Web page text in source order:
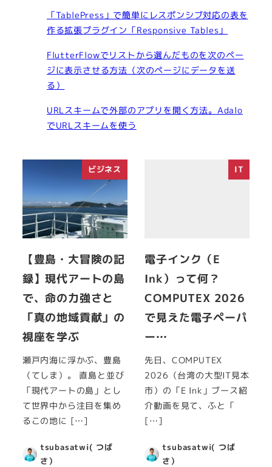
「TablePress」で簡単にレスポンシブ対応の表を
作る拡張プラグイン「Responsive Tables」
FlutterFlowでリストから選んだものを次のペー
ジに表示させる方法（次のページにデータを送
る）
URLスキームで外部のアプリを開く方法。Adalo
でURLスキームを使う
ビジネス
【豊島・大冒険の記
録】現代アートの島
で、命の力強さと
「真の地域貢献」の
視座を学ぶ
瀬戸内海に浮かぶ、豊島
（てしま）。 直島と並び
「現代アートの島」とし
て世界中から注目を集め
るこの地に […]
tsubasatwi( つば
さ）
IT
電子インク（E
Ink）って何？
COMPUTEX 2026
で見えた電子ペーパ
ー…
先日、COMPUTEX
2026（台湾の大型IT見本
市）の「E Ink」ブース紹
介動画を見て、ふと「
[…]
tsubasatwi( つば
さ）